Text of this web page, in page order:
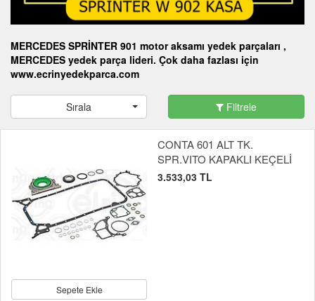
MERCEDES SPRİNTER 901 motor aksamı yedek parçaları ,
MERCEDES yedek parça lideri. Çok daha fazlası için
www.ecrinyedekparca.com
Sırala Filtrele
Sepete Ekle
CONTA 601 ALT TK.
SPR.VITO KAPAKLI KEÇELİ
3.533,03 TL